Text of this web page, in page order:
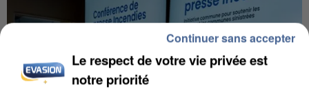
Le respect de votre vie privée est
notre priorité
Continuer sans accepter